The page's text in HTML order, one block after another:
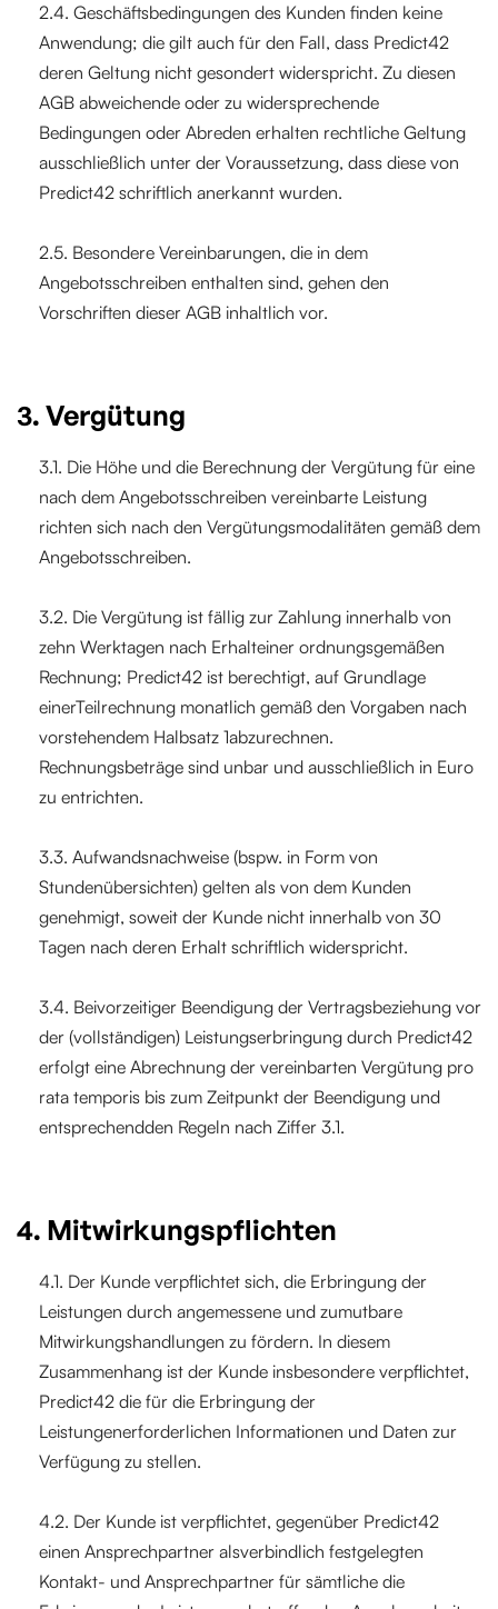
2.4. Geschäftsbedingungen des Kunden finden keine
Anwendung; die gilt auch für den Fall, dass Predict42
deren Geltung nicht gesondert widerspricht. Zu diesen
AGB abweichende oder zu widersprechende
Bedingungen oder Abreden erhalten rechtliche Geltung
ausschließlich unter der Voraussetzung, dass diese von
Predict42 schriftlich anerkannt wurden.
2.5. Besondere Vereinbarungen, die in dem
Angebotsschreiben enthalten sind, gehen den
Vorschriften dieser AGB inhaltlich vor.
3. Vergütung
3.1. Die Höhe und die Berechnung der Vergütung für eine
nach dem Angebotsschreiben vereinbarte Leistung
richten sich nach den Vergütungsmodalitäten gemäß dem
Angebotsschreiben.
3.2. Die Vergütung ist fällig zur Zahlung innerhalb von
zehn Werktagen nach Erhalteiner ordnungsgemäßen
Rechnung; Predict42 ist berechtigt, auf Grundlage
einerTeilrechnung monatlich gemäß den Vorgaben nach
vorstehendem Halbsatz 1abzurechnen.
Rechnungsbeträge sind unbar und ausschließlich in Euro
zu entrichten.
3.3. Aufwandsnachweise (bspw. in Form von
Stundenübersichten) gelten als von dem Kunden
genehmigt, soweit der Kunde nicht innerhalb von 30
Tagen nach deren Erhalt schriftlich widerspricht.
3.4. Beivorzeitiger Beendigung der Vertragsbeziehung vor
der (vollständigen) Leistungserbringung durch Predict42
erfolgt eine Abrechnung der vereinbarten Vergütung pro
rata temporis bis zum Zeitpunkt der Beendigung und
entsprechendden Regeln nach Ziffer 3.1.
4. Mitwirkungspflichten
4.1. Der Kunde verpflichtet sich, die Erbringung der
Leistungen durch angemessene und zumutbare
Mitwirkungshandlungen zu fördern. In diesem
Zusammenhang ist der Kunde insbesondere verpflichtet,
Predict42 die für die Erbringung der
Leistungenerforderlichen Informationen und Daten zur
Verfügung zu stellen.
4.2. Der Kunde ist verpflichtet, gegenüber Predict42
einen Ansprechpartner alsverbindlich festgelegten
Kontakt- und Ansprechpartner für sämtliche die